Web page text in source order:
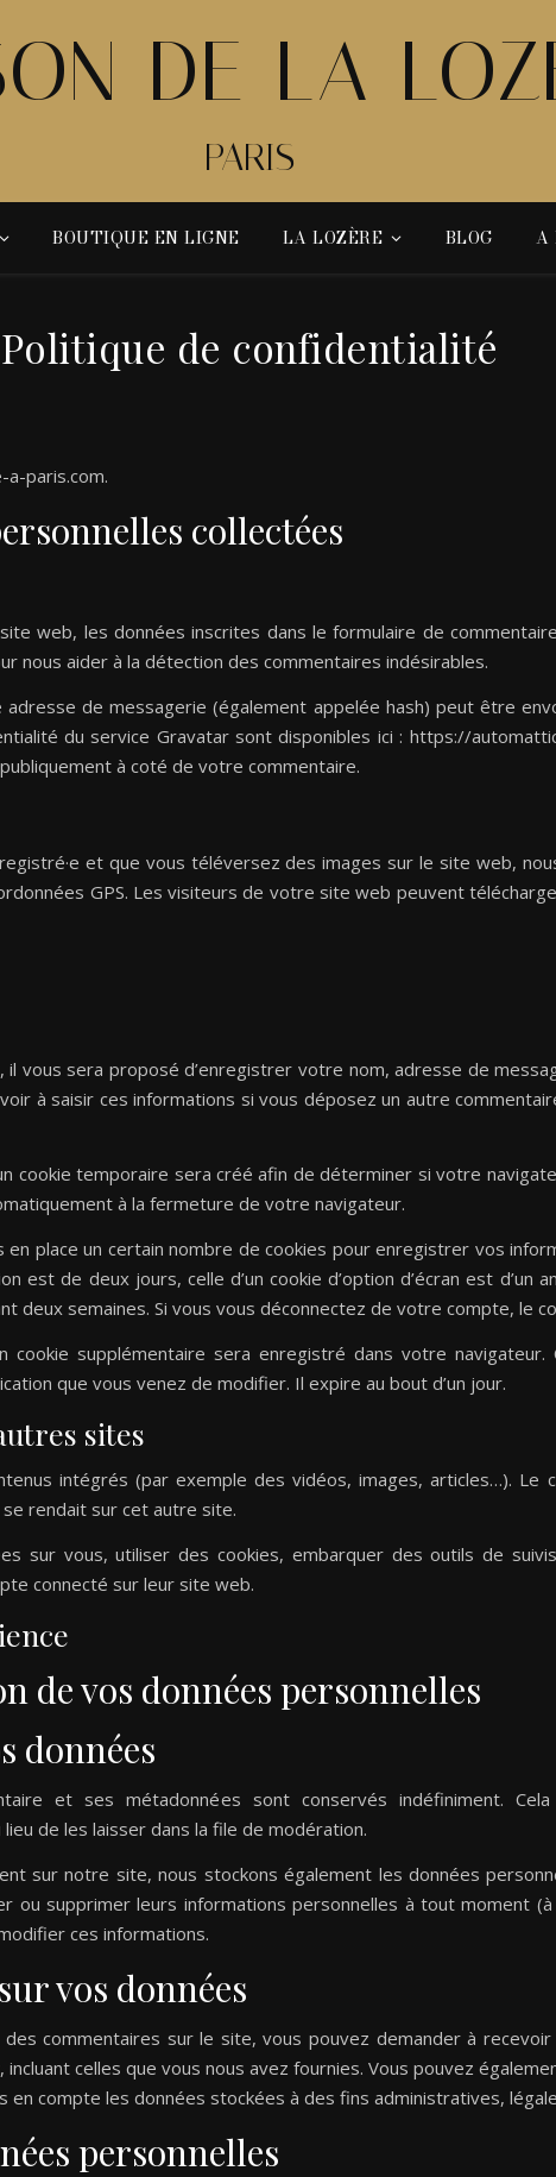
DE LA
PARIS
BOUTIQUE EN LIGNE LA LOZÈRE BLOG A
Politique de confidentialité
paris.com.
collectées
web, les données inscrites dans le formulaire de
nous aider à la détection des commentaires indésirables.
de messagerie (également appelée hash) peut être
du service Gravatar sont disponibles ici : https://
à coté de votre commentaire.
et que vous téléversez des images sur le site web,
GPS. Les visiteurs de votre site web peuvent
vous sera proposé d’enregistrer votre nom, adresse de
à saisir ces informations si vous déposez un autre
cookie temporaire sera créé afin de déterminer si votre
à la fermeture de votre navigateur.
place un certain nombre de cookies pour enregistrer vos
est de deux jours, celle d’un cookie d’option d’écran est d’un
deux semaines. Si vous vous déconnectez de votre compte, le
cookie supplémentaire sera enregistré dans votre navigateur.
que vous venez de modifier. Il expire au bout d’un jour.
sites
intégrés (par exemple des vidéos, images, articles…). Le
rendait sur cet autre site.
sur vous, utiliser des cookies, embarquer des outils de
connecté sur leur site web.
de vos données personnelles
données
et ses métadonnées sont conservés indéfiniment.
de les laisser dans la file de modération.
sur notre site, nous stockons également les données
supprimer leurs informations personnelles à tout moment (à
ces informations.
vos données
commentaires sur le site, vous pouvez demander à
celles que vous nous avez fournies. Vous pouvez
en compte les données stockées à des fins administratives,
personnelles